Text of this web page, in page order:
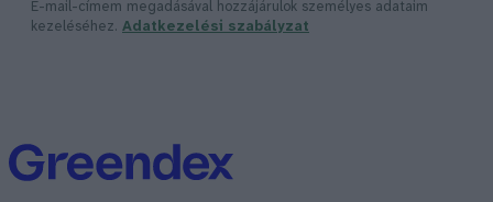
E-mail-címem megadásával hozzájárulok személyes adataim
kezeléséhez. Adatkezelési szabályzat